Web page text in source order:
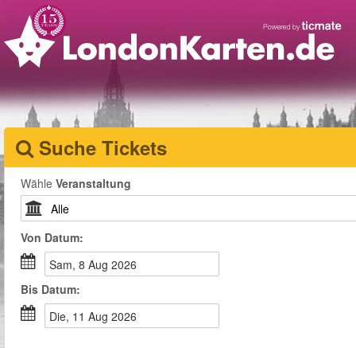
Suche Tickets
Wähle Veranstaltung
Von Datum:
Sam, 8 Aug 2026
Bis Datum:
Die, 11 Aug 2026